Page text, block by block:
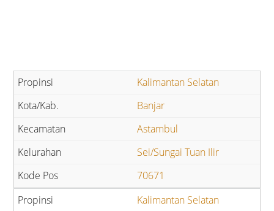
Kalimantan Selatan
Banjar
Astambul
Sei/Sungai Tuan Ilir
70671
Kalimantan Selatan